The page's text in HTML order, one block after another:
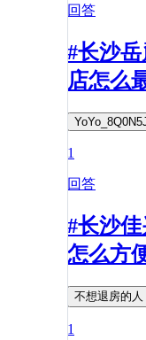
回答
#长沙
店怎么
1
回答
#长沙
怎么方
不想退房的人
1